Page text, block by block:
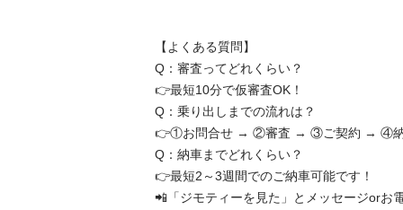
【よくある質問】
Q：審査ってどれくらい？
👉最短10分で仮審査OK！
Q：乗り出しまでの流れは？
👉①お問合せ → ②審査 → ③ご契約 → ④
Q：納車までどれくらい？
👉最短2～3週間でのご納車可能です！
📲「ジモティーを見た」とメッセージorお